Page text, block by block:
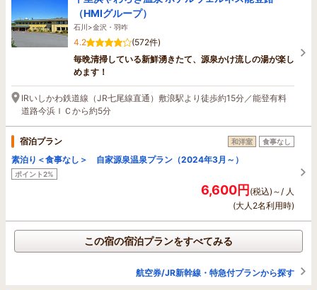
（HMIグループ）
石川>金沢・羽咋
4.2
(572件)
毎晩清掃している新鮮湧きたて、源泉かけ流しの湯が楽し
めます！
IRいしかわ鉄道線（JR七尾線直通）敷浪駅より徒歩約15分／能登有料
道路今浜ＩＣから約5分
宿泊プラン 和洋室 食事なし
素泊り＜食事なし＞ 自家源泉温泉プラン（2024年3月～）
ポイント2%
6,600円(税込)～/ 人
(大人2名利用時)
この宿の宿泊プランをすべてみる
航空券/JR新幹線・特急付プランから探す